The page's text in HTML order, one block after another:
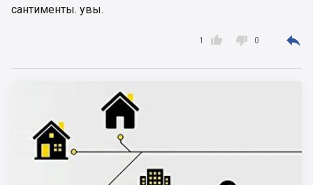
сантименты. увы.

1  0 